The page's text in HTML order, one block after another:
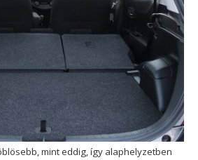
mint eddig, így alaphelyzetben